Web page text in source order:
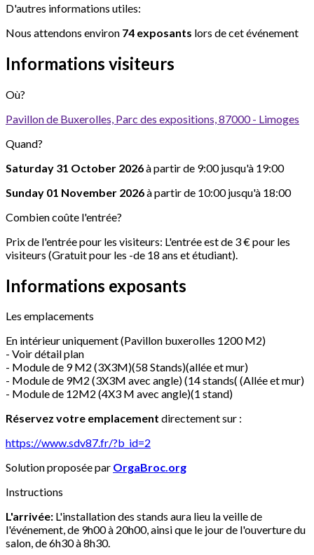
D'autres informations utiles:
Nous attendons environ 74 exposants lors de cet événement
Informations visiteurs
Où?
Pavillon de Buxerolles, Parc des expositions, 87000 - Limoges
Quand?
Saturday 31 October 2026à partir de 9:00 jusqu'à 19:00
Sunday 01 November 2026à partir de 10:00 jusqu'à 18:00
Combien coûte l'entrée?
Prix de l'entrée pour les visiteurs: L'entrée est de 3 € pour les
visiteurs (Gratuit pour les -de 18 ans et étudiant).
Informations exposants
Les emplacements
En intérieur uniquement (Pavillon buxerolles 1200 M2)
- Voir détail plan
- Module de 9 M2 (3X3M)(58 Stands)(allée et mur)
- Module de 9M2 (3X3M avec angle) (14 stands( (Allée et mur)
- Module de 12M2 (4X3 M avec angle)(1 stand)
Réservez votre emplacement directement sur :
https://www.sdv87.fr/?b_id=2
Solution proposée par OrgaBroc.org
Instructions
L'arrivée: L'installation des stands aura lieu la veille de
l'événement, de 9h00 à 20h00, ainsi que le jour de l'ouverture du
salon, de 6h30 à 8h30.